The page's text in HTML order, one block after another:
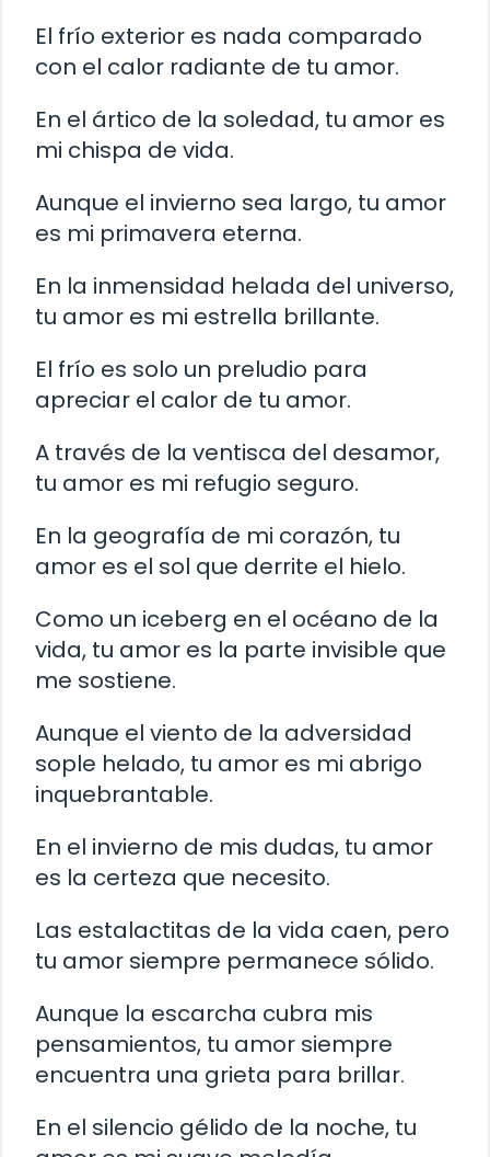
El frío exterior es nada comparado
con el calor radiante de tu amor.
En el ártico de la soledad, tu amor es
mi chispa de vida.
Aunque el invierno sea largo, tu amor
es mi primavera eterna.
En la inmensidad helada del universo,
tu amor es mi estrella brillante.
El frío es solo un preludio para
apreciar el calor de tu amor.
A través de la ventisca del desamor,
tu amor es mi refugio seguro.
En la geografía de mi corazón, tu
amor es el sol que derrite el hielo.
Como un iceberg en el océano de la
vida, tu amor es la parte invisible que
me sostiene.
Aunque el viento de la adversidad
sople helado, tu amor es mi abrigo
inquebrantable.
En el invierno de mis dudas, tu amor
es la certeza que necesito.
Las estalactitas de la vida caen, pero
tu amor siempre permanece sólido.
Aunque la escarcha cubra mis
pensamientos, tu amor siempre
encuentra una grieta para brillar.
En el silencio gélido de la noche, tu